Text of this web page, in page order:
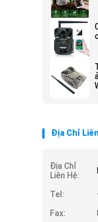
Địa Chỉ
Địa Chỉ
Liên Hệ:
Tel:
Fax: